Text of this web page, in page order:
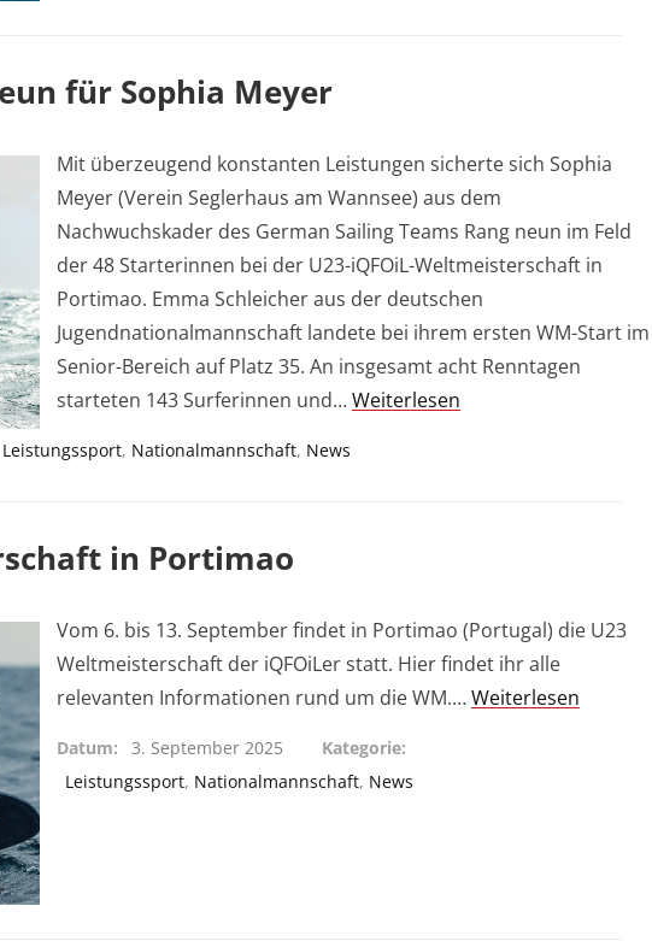
für Sophia Meyer
Mit überzeugend konstanten Leistungen sicherte sich Sophia
Meyer (Verein Seglerhaus am Wannsee) aus dem
Nachwuchskader des German Sailing Teams Rang neun im Feld
der 48 Starterinnen bei der U23-iQFOiL-Weltmeisterschaft in
Portimao. Emma Schleicher aus der deutschen
Jugendnationalmannschaft landete bei ihrem ersten WM-Start im
Senior-Bereich auf Platz 35. An insgesamt acht Renntagen
starteten 143 Surferinnen und…Weiterlesen
Leistungssport, Nationalmannschaft, News
in Portimao
Vom 6. bis 13. September findet in Portimao (Portugal) die U23
Weltmeisterschaft der iQFOiLer statt. Hier findet ihr alle
relevanten Informationen rund um die WM.…Weiterlesen
Datum 3. September 2025
Kategorie
Leistungssport, Nationalmannschaft, News